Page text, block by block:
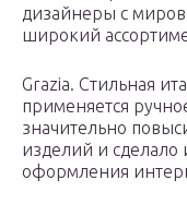
дизайнеры с
широкий
Grazia. Стильная
применяется
значительно
изделий и сделало
оформления